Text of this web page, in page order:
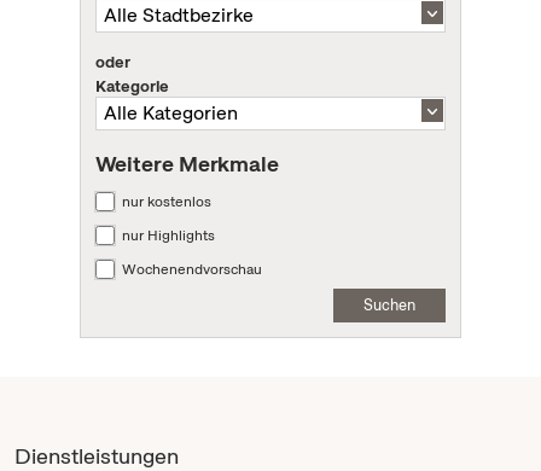
oder
Kategorie
Weitere Merkmale
nur kostenlos
nur Highlights
Wochenendvorschau
Suchen
Dienstleistungen